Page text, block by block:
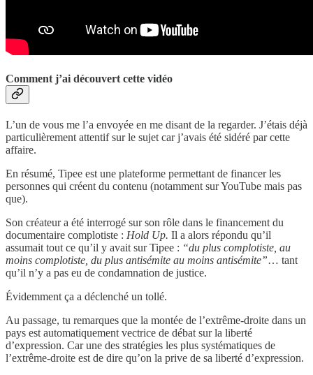
Comment j’ai découvert cette vidéo
L’un de vous me l’a envoyée en me disant de la regarder. J’étais déjà
particulièrement attentif sur le sujet car j’avais été sidéré par cette
affaire.
En résumé, Tipee est une plateforme permettant de financer les
personnes qui créent du contenu (notamment sur YouTube mais pas
que).
Son créateur a été interrogé sur son rôle dans le financement du
documentaire complotiste : Hold Up. Il a alors répondu qu’il
assumait tout ce qu’il y avait sur Tipee : “du plus complotiste, au
moins complotiste, du plus antisémite au moins antisémite”… tant
qu’il n’y a pas eu de condamnation de justice.
Évidemment ça a déclenché un tollé.
Au passage, tu remarques que la montée de l’extrême-droite dans un
pays est automatiquement vectrice de débat sur la liberté
d’expression. Car une des stratégies les plus systématiques de
l’extrême-droite est de dire qu’on la prive de sa liberté d’expression.